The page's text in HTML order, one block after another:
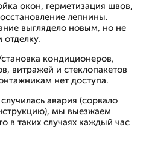
окон, герметизация швов,
лепнины.
выглядело новым, но не
кондиционеров,
витражей и стеклопакетов
нет доступа.
авария (сорвало
мы выезжаем
в таких случаях каждый час